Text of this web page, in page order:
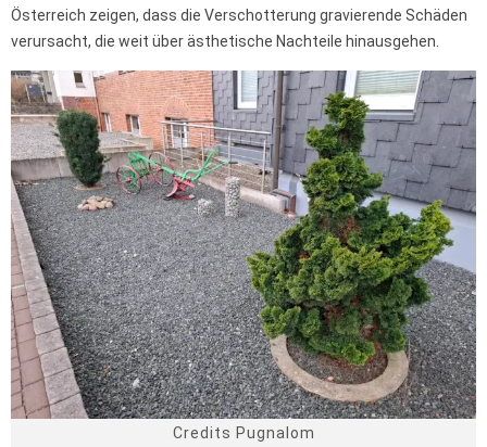
Österreich zeigen, dass die Verschotterung gravierende Schäden
verursacht, die weit über ästhetische Nachteile hinausgehen.
Credits Pugnalom